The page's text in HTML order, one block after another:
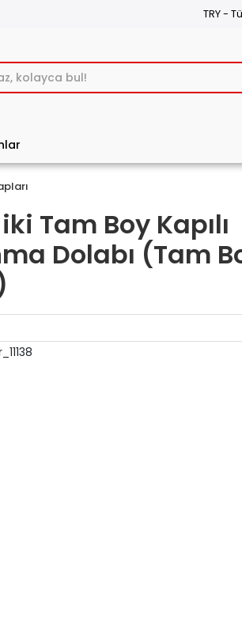
TRY -
Tam Boy Kapılı
Dolabı (Tam